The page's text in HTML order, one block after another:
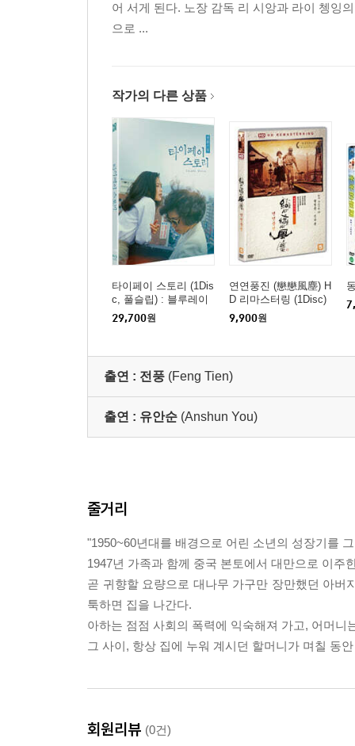
어 서게 된다. 노장 감독 리 시앙과 라이 쳉잉
으로 ...
작가의 다른 상품
타이페이 스토리 (1Dis
c, 풀슬립) : 블루레이
29,700원
연연풍진 (戀戀風塵) H
D 리마스터링 (1Disc)
9,900원
출연 : 전풍 (Feng Tien)
출연 : 유안순 (Anshun You)
줄거리
"1950~60년대를 배경으로 어린 소년의 성장기를
1947년 가족과 함께 중국 본토에서 대만으로 이주
곧 귀향할 요량으로 대나무 가구만 장만했던 아
툭하면 집을 나간다.
아하는 점점 사회의 폭력에 익숙해져 가고, 어머니
그 사이, 항상 집에 누워 계시던 할머니가 며칠 동
회원리뷰 (0건)